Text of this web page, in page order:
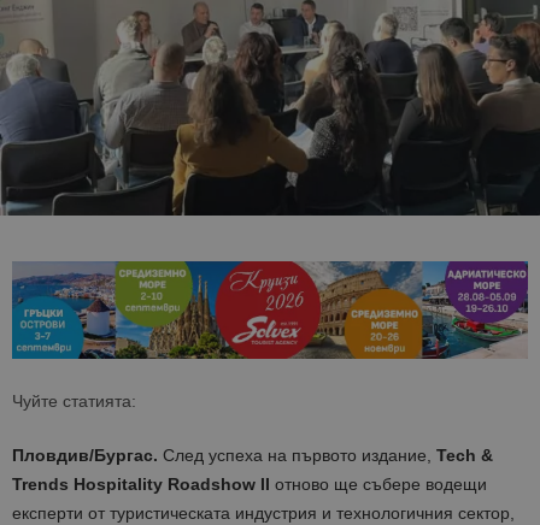
Чуйте статията:
Пловдив/Бургас. След успеха на първото издание, Tech &
Trends Hospitality Roadshow II отново ще събере водещи
експерти от туристическата индустрия и технологичния сектор,